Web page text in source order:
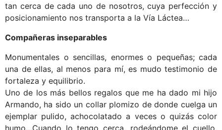
tan cerca de cada uno de nosotros, cuya perfección y
posicionamiento nos transporta a la Vía Láctea…
Compañeras inseparables
Monumentales o sencillas, enormes o pequeñas; cada
una de ellas, al menos para mí, es mudo testimonio de
fortaleza y equilibrio.
Uno de los más bellos regalos que me ha dado mi hijo
Armando, ha sido un collar plomizo de donde cuelga un
ejemplar pulido, achocolatado a veces o quizás color
humo…Cuando lo tengo cerca, rodeándome el cuello,